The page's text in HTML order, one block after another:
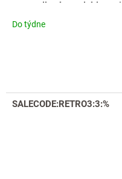
umyvadlová vysoká baterie
Do týdne
SALECODE:RETRO3:3:%